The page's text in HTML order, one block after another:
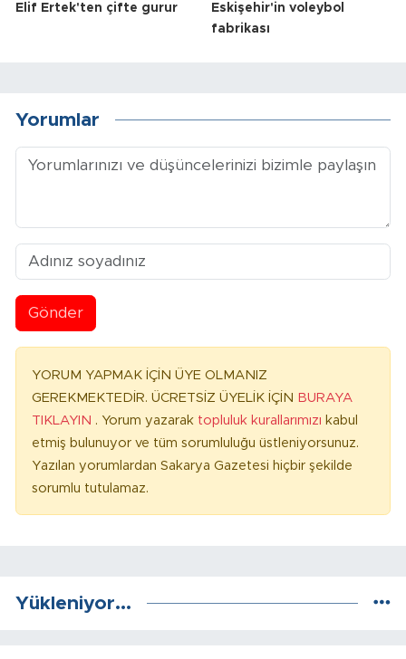
Elif Ertek'ten çifte gurur
Eskişehir'in voleybol
fabrikası
Yorumlar
Gönder
YORUM YAPMAK İÇİN ÜYE OLMANIZ
GEREKMEKTEDİR. ÜCRETSİZ ÜYELİK İÇİN BURAYA
TIKLAYIN . Yorum yazarak topluluk kurallarımızı kabul
etmiş bulunuyor ve tüm sorumluluğu üstleniyorsunuz.
Yazılan yorumlardan Sakarya Gazetesi hiçbir şekilde
sorumlu tutulamaz.
Yükleniyor...